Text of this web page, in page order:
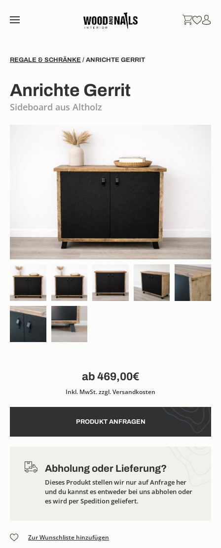
REGALE & SCHRÄNKE / ANRICHTE GERRIT
Anrichte Gerrit
Sideboard aus Altholz
469,00€
Inkl. MwSt. zzgl. Versandkosten
PRODUKT ANFRAGEN
Abholung oder Lieferung?
Dieses Produkt stellen wir nur auf Anfrage her
und du kannst es entweder bei uns abholen oder
es wird per Spedition geliefert.
Zur Wunschliste hinzufügen